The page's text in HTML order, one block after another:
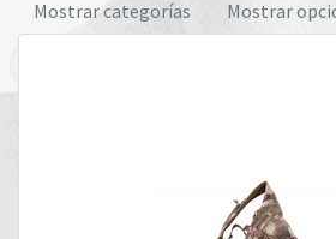
Mostrar categorías Mostrar